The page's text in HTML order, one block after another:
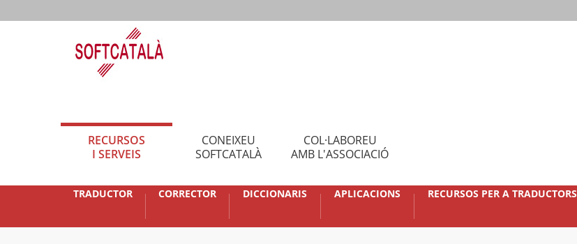
RECURSOS
I SERVEIS
CONEIXEU
SOFTCATALÀ
COL·LABOREU
AMB L'ASSOCIACIÓ
TRADUCTOR CORRECTOR DICCIONARIS APLICACIONS RECURSOS PER A TRADUCTORS